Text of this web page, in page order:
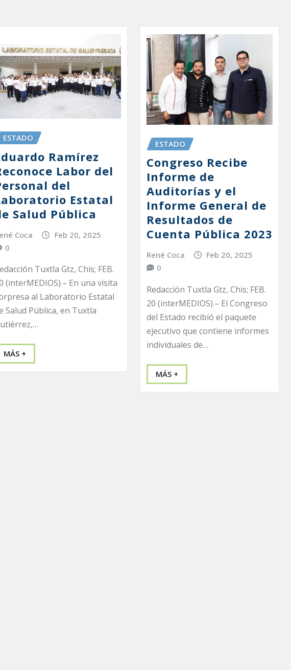
ESTADO
Ramírez
Labor del
del
Estatal
Salud Pública
Coca
Feb 20, 2025
0
Tuxtla Gtz, Chis; FEB.
(interMEDIOS).– En una visita
al Laboratorio Estatal
Salud Pública, en Tuxtla
MÁS +
ESTADO
Congreso Recibe
Informe de
Auditorías y el
Informe General de
Resultados de
Cuenta Pública 2023
René Coca
Feb 20, 2025
0
Redacción Tuxtla Gtz, Chis; FEB.
20 (interMEDIOS).– El Congreso
del Estado recibió el paquete
ejecutivo que contiene informes
individuales de…
MÁS +